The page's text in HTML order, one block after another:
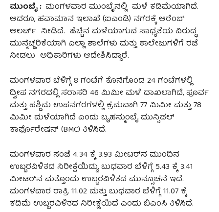
ಮುಂಬೈ : ಮಂಗಳವಾರ ಮುಂಬೈನಲ್ಲಿ ಮಳೆ ಕಡಿಮೆಯಾಗಿದೆ.
ಆದರೂ, ಹವಾಮಾನ ಇಲಾಖೆ (ಐಎಂಡಿ) ನಗರಕ್ಕೆ ಆರೆಂಜ್‌
ಅಲರ್ಟ್‌ ನೀಡಿದೆ. ಹೆಚ್ಚಿನ ಮಳೆಯಾಗುವ ಸಾಧ್ಯತೆಯ ವಿರುದ್ಧ
ಮುನ್ನೆಚ್ಚರಿಕೆಯಾಗಿ ಎಲ್ಲಾ ಶಾಲೆಗಳು ಮತ್ತು ಕಾಲೇಜುಗಳಿಗೆ ರಜೆ
ನೀಡಲು ಅಧಿಕಾರಿಗಳು ಆದೇಶಿಸಿದ್ದಾರೆ.
ಮಂಗಳವಾರ ಬೆಳಿಗ್ಗೆ 8 ಗಂಟೆಗೆ ಕೊನೆಗೊಂಡ 24 ಗಂಟೆಗಳಲ್ಲಿ
ದ್ವೀಪ ನಗರದಲ್ಲಿ ಸರಾಸರಿ 46 ಮಿಮೀ ಮಳೆ ದಾಖಲಾಗಿದೆ, ಪೂರ್ವ
ಮತ್ತು ಪಶ್ಚಿಮ ಉಪನಗರಗಳಲ್ಲಿ ಕ್ರಮವಾಗಿ 77 ಮಿಮೀ ಮತ್ತು 78
ಮಿಮೀ ಮಳೆಯಾಗಿದೆ ಎಂದು ಬೃಹನ್ಮುಂಬೈ ಮುನ್ಸಿಪಲ್
ಕಾರ್ಪೊರೇಷನ್ (BMC) ತಿಳಿಸಿದೆ.
ಮಂಗಳವಾರ ಸಂಜೆ 4.34 ಕ್ಕೆ 3.93 ಮೀಟರ್‌ನ ಮುಂದಿನ
ಉಬ್ಬರವಿಳಿತದ ನಿರೀಕ್ಷೆಯಿದ್ದು, ಬುಧವಾರ ಬೆಳಿಗ್ಗೆ 5.43 ಕ್ಕೆ 3.41
ಮೀಟರ್‌ನ ಮತ್ತೊಂದು ಉಬ್ಬರವಿಳಿತದ ಮುನ್ಸೂಚನೆ ಇದೆ.
ಮಂಗಳವಾರ ರಾತ್ರಿ 11.02 ಮತ್ತು ಬುಧವಾರ ಬೆಳಿಗ್ಗೆ 11.07 ಕ್ಕೆ
ಕಡಿಮೆ ಉಬ್ಬರವಿಳಿತದ ನಿರೀಕ್ಷೆಯಿದೆ ಎಂದು ಬಿಎಂಸಿ ತಿಳಿಸಿದೆ.